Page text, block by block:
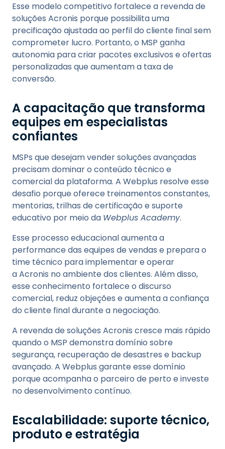
Esse modelo competitivo fortalece a revenda de
soluções Acronis porque possibilita uma
precificação ajustada ao perfil do cliente final sem
comprometer lucro. Portanto, o MSP ganha
autonomia para criar pacotes exclusivos e ofertas
personalizadas que aumentam a taxa de
conversão.
A capacitação que transforma
equipes em especialistas
confiantes
MSPs que desejam vender soluções avançadas
precisam dominar o conteúdo técnico e
comercial da plataforma. A Webplus resolve esse
desafio porque oferece treinamentos constantes,
mentorias, trilhas de certificação e suporte
educativo por meio da Webplus Academy.
Esse processo educacional aumenta a
performance das equipes de vendas e prepara o
time técnico para implementar e operar
a Acronis no ambiente dos clientes. Além disso,
esse conhecimento fortalece o discurso
comercial, reduz objeções e aumenta a confiança
do cliente final durante a negociação.
A revenda de soluções Acronis cresce mais rápido
quando o MSP demonstra domínio sobre
segurança, recuperação de desastres e backup
avançado. A Webplus garante esse domínio
porque acompanha o parceiro de perto e investe
no desenvolvimento contínuo.
Escalabilidade: suporte técnico,
produto e estratégia